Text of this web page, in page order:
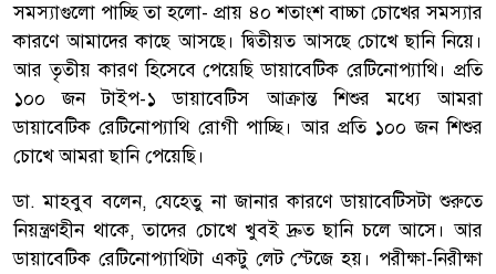
সমস্যাগুলো পাচ্ছি তা হলো- প্রায় ৪০ শতাংশ বাচ্চা চোখের সমস্যার
কারণে আমাদের কাছে আসছে। দ্বিতীয়ত আসছে চোখে ছানি নিয়ে।
আর তৃতীয় কারণ হিসেবে পেয়েছি ডায়াবেটিক রেটিনোপ্যাথি। প্রতি
১০০ জন টাইপ-১ ডায়াবেটিস আক্রান্ত শিশুর মধ্যে আমরা
ডায়াবেটিক রেটিনোপ্যাথি রোগী পাচ্ছি। আর প্রতি ১০০ জন শিশুর
চোখে আমরা ছানি পেয়েছি।
ডা. মাহবুব বলেন, যেহেতু না জানার কারণে ডায়াবেটিসটা শুরুতে
নিয়ন্ত্রণহীন থাকে, তাদের চোখে খুবই দ্রুত ছানি চলে আসে। আর
ডায়াবেটিক রেটিনোপ্যাথিটা একটু লেট স্টেজে হয়। পরীক্ষা-নিরীক্ষা